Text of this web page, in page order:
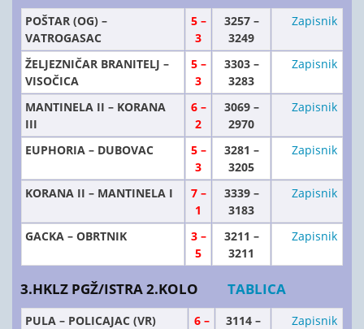
POŠTAR (OG) –
VATROGASAC
5 –
3
3257 –
3249
Zapisnik
ŽELJEZNIČAR BRANITELJ –
VISOČICA
5 –
3
3303 –
3283
Zapisnik
MANTINELA II – KORANA
III
6 –
2
3069 –
2970
Zapisnik
EUPHORIA – DUBOVAC
5 –
3
3281 –
3205
Zapisnik
KORANA II – MANTINELA I
7 –
1
3339 –
3183
Zapisnik
GACKA – OBRTNIK
3 –
5
3211 –
3211
Zapisnik
3.HKLZ PGŽ/ISTRA 2.KOLO TABLICA
PULA – POLICAJAC (VR)
6 –
3114 –
Zapisnik